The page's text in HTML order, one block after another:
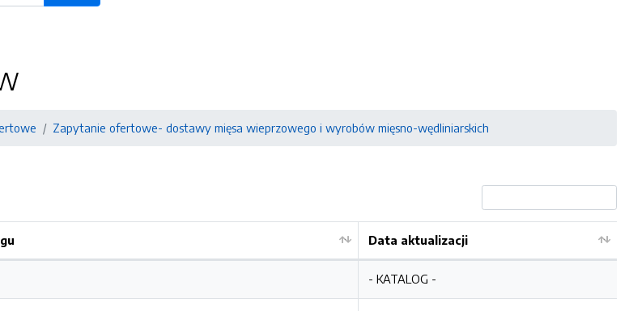
Zapytanie ofertowe- dostawy mięsa wieprzowego i wyrobów mięsno-wędliniarskich
Data aktualizacji
- KATALOG -